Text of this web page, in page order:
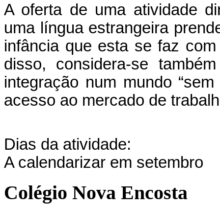
A oferta de uma atividade
uma língua estrangeira
infância que esta se faz
disso, considera-se
integração num mundo
acesso ao mercado de
Dias da atividade:
A calendarizar em setembro
Colégio Nova Encosta